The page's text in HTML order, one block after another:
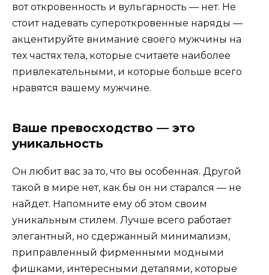
вот откровенность и вульгарность — нет. Не
стоит надевать супероткровенные наряды —
акцентируйте внимание своего мужчины на
тех частях тела, которые считаете наиболее
привлекательными, и которые больше всего
нравятся вашему мужчине.
Ваше превосходство — это
уникальность
Он любит вас за то, что вы особенная. Другой
такой в мире нет, как бы он ни старался — не
найдет. Напомните ему об этом своим
уникальным стилем. Лучше всего работает
элегантный, но сдержанный минимализм,
приправленный фирменными модными
фишками, интересными деталями, которые